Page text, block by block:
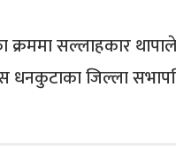
सल्लाहकार
धनकुटाका जिल्ला